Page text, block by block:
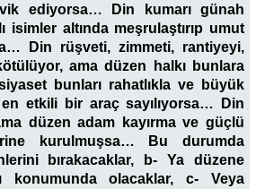
ediyorsa… Din kumarı günah
isimler altında meşrulaştırıp umut
Din rüşveti, zimmeti, rantiyeyi,
ama düzen halkı bunlara
bunları rahatlıkla ve büyük
etkili bir araç sayılıyorsa… Din
düzen adam kayırma ve güçlü
kurulmuşsa… Bu durumda
bırakacaklar, b- Ya düzene
konumunda olacaklar, c- Veya